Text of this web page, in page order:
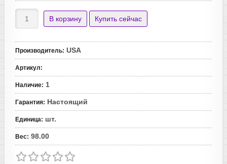
Производитель: USA
Артикул:
Наличие: 1
Гарантия: Настоящий
Единица: шт.
Вес: 98.00